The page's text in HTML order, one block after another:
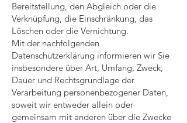
Bereitstellung, den Abgleich oder die
Verknüpfung, die Einschränkung, das
Löschen oder die Vernichtung.
Mit der nachfolgenden
Datenschutzerklärung informieren wir Sie
insbesondere über Art, Umfang, Zweck,
Dauer und Rechtsgrundlage der
Verarbeitung personenbezogener Daten,
soweit wir entweder allein oder
gemeinsam mit anderen über die Zwecke